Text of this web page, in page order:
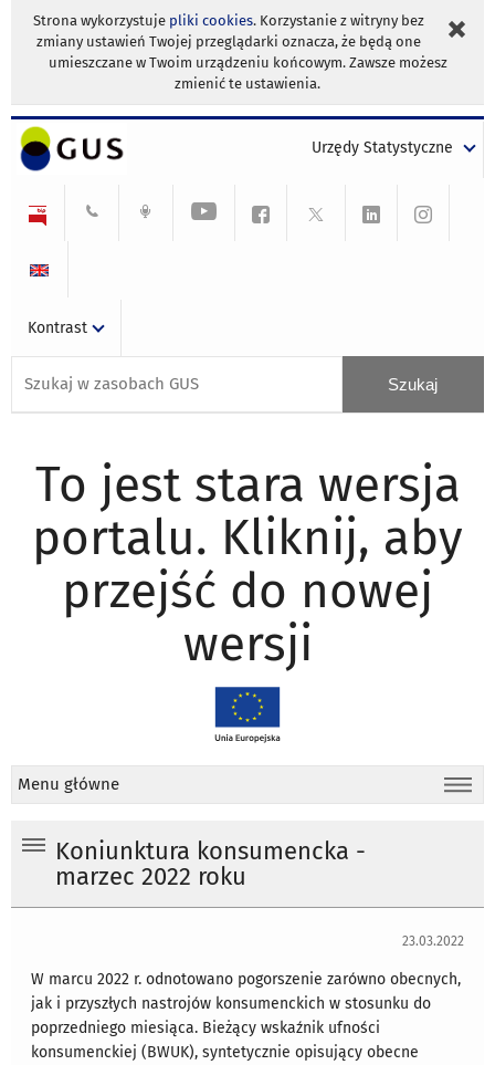
Strona wykorzystuje pliki cookies. Korzystanie z witryny bez
zmiany ustawień Twojej przeglądarki oznacza, że będą one
umieszczane w Twoim urządzeniu końcowym. Zawsze możesz
zmienić te ustawienia.
Urzędy Statystyczne
Kontrast
To jest stara wersja
portalu. Kliknij, aby
przejść do nowej
wersji
Menu główne
Koniunktura konsumencka -
marzec 2022 roku
23.03.2022
W marcu 2022 r. odnotowano pogorszenie zarówno obecnych,
jak i przyszłych nastrojów konsumenckich w stosunku do
poprzedniego miesiąca. Bieżący wskaźnik ufności
konsumenckiej (BWUK), syntetycznie opisujący obecne